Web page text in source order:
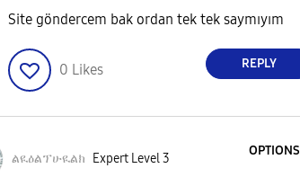
Site göndercem bak ordan tek tek saymıyım
0 Likes REPLY
ልዪዕልፕሁዪልክ Expert Level 3
OPTIONS